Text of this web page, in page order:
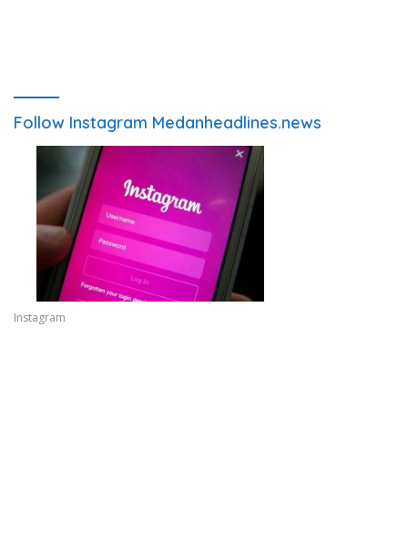
Follow Instagram Medanheadlines.news
Instagram